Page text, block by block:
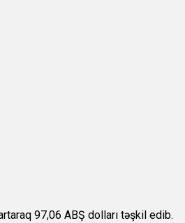
97,06 ABŞ dolları təşkil edib.